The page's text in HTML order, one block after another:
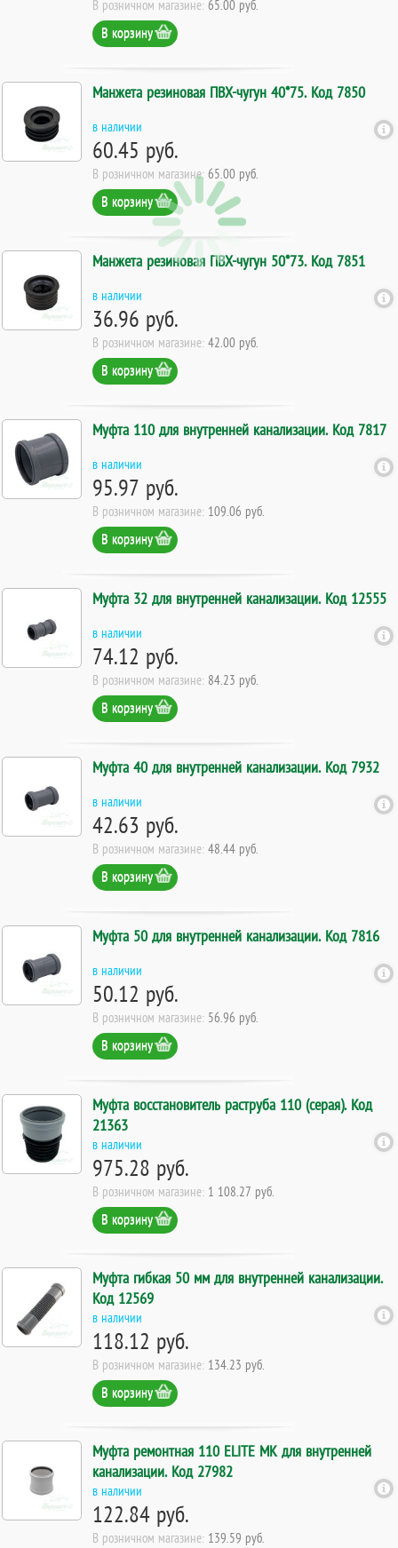
В розничном магазине: 65.00 руб.
В корзину
Манжета резиновая ПВХ-чугун 40*75. Код 7850
в наличии
60.45 руб.
В розничном магазине: 65.00 руб.
В корзину
Манжета резиновая ПВХ-чугун 50*73. Код 7851
в наличии
36.96 руб.
В розничном магазине: 42.00 руб.
В корзину
Муфта 110 для внутренней канализации. Код 7817
в наличии
95.97 руб.
В розничном магазине: 109.06 руб.
В корзину
Муфта 32 для внутренней канализации. Код 12555
в наличии
74.12 руб.
В розничном магазине: 84.23 руб.
В корзину
Муфта 40 для внутренней канализации. Код 7932
в наличии
42.63 руб.
В розничном магазине: 48.44 руб.
В корзину
Муфта 50 для внутренней канализации. Код 7816
в наличии
50.12 руб.
В розничном магазине: 56.96 руб.
В корзину
Муфта восстановитель раструба 110 (серая). Код
21363
в наличии
975.28 руб.
В розничном магазине: 1 108.27 руб.
В корзину
Муфта гибкая 50 мм для внутренней канализации.
Код 12569
в наличии
118.12 руб.
В розничном магазине: 134.23 руб.
В корзину
Муфта ремонтная 110 ELITE МК для внутренней
канализации. Код 27982
в наличии
122.84 руб.
В розничном магазине: 139.59 руб.